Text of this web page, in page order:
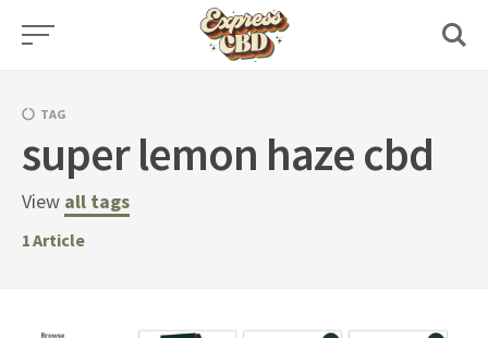
Skip
TAG
super lemon haze cbd
View all tags
1Article